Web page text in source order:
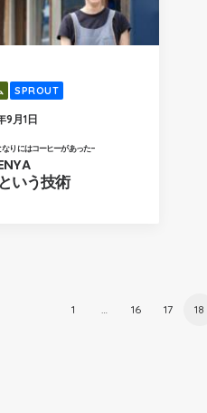
SPROUT
9月1日
りにはコーヒーがあった-
いう技術
1 16 17 18